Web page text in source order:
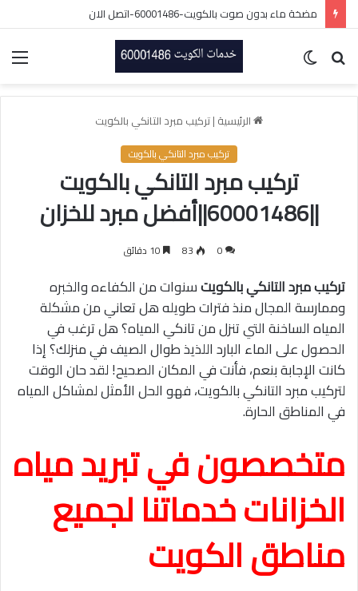
مضخة ماء بدون صوت بالكويت-60001486-اتصل الان
بحث
الرئيسية |تركيب مبرد التانكي بالكويت
تركيب مبرد التانكي بالكويت
تركيب مبرد التانكي بالكويت
||60001486||أفضل مبرد للخزان
0
83
تركيب مبرد التانكي بالكويتسنوات من الكفاءه والخبره
وممارسة المجال منذ فترات طويله هل تعاني من مشكلة
المياه الساخنة التي تنزل من تانكي المياه؟ هل ترغب في
الحصول على الماء البارد اللذيذ طوال الصيف في منزلك؟ إذا
كانت الإجابة بنعم، فأنت في المكان الصحيح! لقد حان الوقت
لتركيب مبرد التانكي بالكويت، فهو الحل الأمثل لمشاكل المياه
في المناطق الحارة.
متخصصون في تبريد مياه
الخزانات خدماتنا لجميع
مناطق الكويت